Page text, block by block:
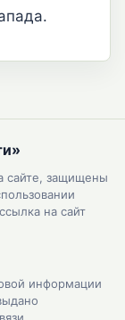
сайте, защищены
на сайт
информации